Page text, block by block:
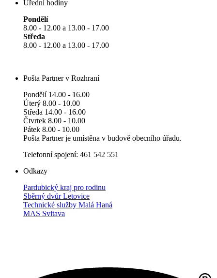
Úřední hodiny
Pondělí
8.00 - 12.00 a 13.00 - 17.00
Středa
8.00 - 12.00 a 13.00 - 17.00
Pošta Partner v Rozhraní
Pondělí 14.00 - 16.00
Úterý 8.00 - 10.00
Středa 14.00 - 16.00
Čtvrtek 8.00 - 10.00
Pátek 8.00 - 10.00
Pošta Partner je umístěna v budově obecního úřadu.
Telefonní spojení: 461 542 551
Odkazy
Pardubický kraj pro rodinu
Sběrný dvůr Letovice
Technické služby Malá Haná
MAS Svitava